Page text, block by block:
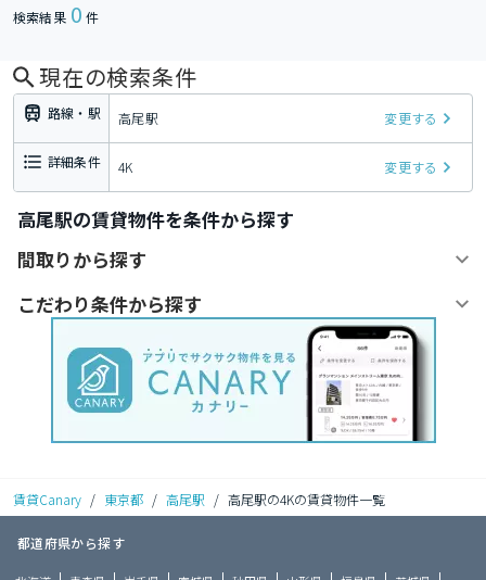
検索結果 0 件
現在の検索条件
路線・駅 高尾駅 変更する
詳細条件 4K 変更する
高尾駅の賃貸物件を条件から探す
間取りから探す
こだわり条件から探す
賃貸Canary / 東京都 / 高尾駅 / 高尾駅の4Kの賃貸物件一覧
都道府県から探す